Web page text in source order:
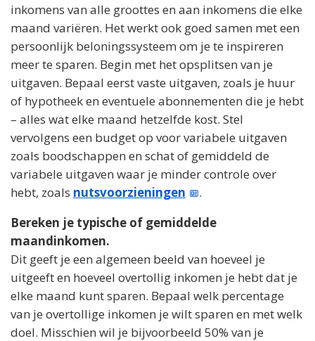
inkomens van alle groottes en aan inkomens die elke
maand variëren. Het werkt ook goed samen met een
persoonlijk beloningssysteem om je te inspireren
meer te sparen. Begin met het opsplitsen van je
uitgaven. Bepaal eerst vaste uitgaven, zoals je huur
of hypotheek en eventuele abonnementen die je hebt
– alles wat elke maand hetzelfde kost. Stel
vervolgens een budget op voor variabele uitgaven
zoals boodschappen en schat of gemiddeld de
variabele uitgaven waar je minder controle over
hebt, zoals nutsvoorzieningen
.
Bereken je typische of gemiddelde
maandinkomen.
Dit geeft je een algemeen beeld van hoeveel je
uitgeeft en hoeveel overtollig inkomen je hebt dat je
elke maand kunt sparen. Bepaal welk percentage
van je overtollige inkomen je wilt sparen en met welk
doel. Misschien wil je bijvoorbeeld 50% van je